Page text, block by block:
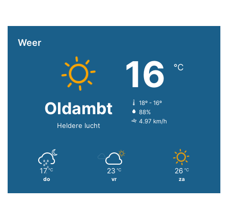
Weer
Oldambt
Heldere lucht
16 ℃
18º - 16º
88%
4.97 km/h
17 ℃
do
23 ℃
vr
26 ℃
za